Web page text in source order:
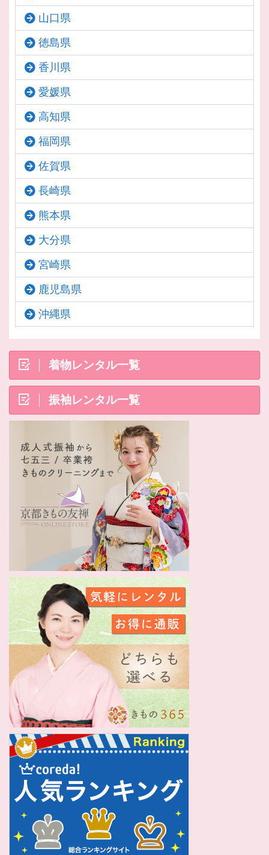
山口県
徳島県
香川県
愛媛県
高知県
福岡県
佐賀県
長崎県
熊本県
大分県
宮崎県
鹿児島県
沖縄県
着物レンタル一覧
振袖レンタル一覧